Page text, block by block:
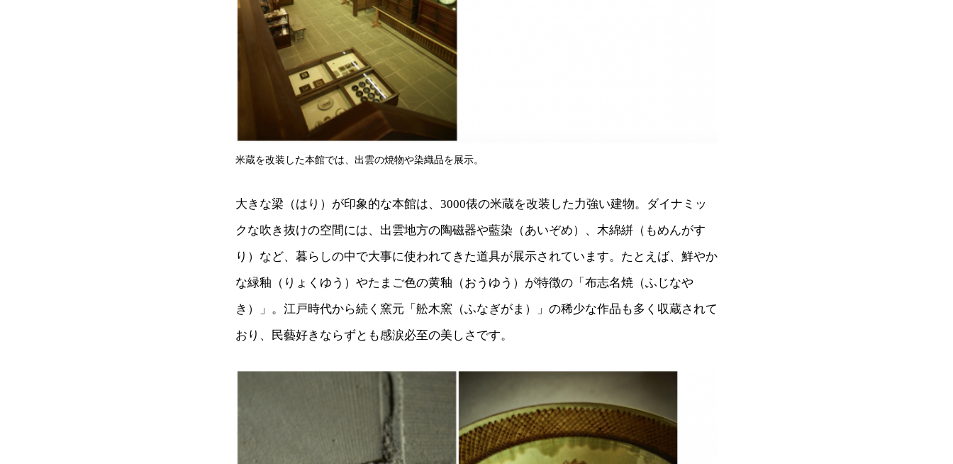
米蔵を改装した本館では、出雲の焼物や染織品を展示。
大きな梁（はり）が印象的な本館は、3000俵の米蔵を改装した力強い建物。ダイナミッ
クな吹き抜けの空間には、出雲地方の陶磁器や藍染（あいぞめ）、木綿絣（もめんがす
り）など、暮らしの中で大事に使われてきた道具が展示されています。たとえば、鮮やか
な緑釉（りょくゆう）やたまご色の黄釉（おうゆう）が特徴の「布志名焼（ふじなや
き）」。江戸時代から続く窯元「舩木窯（ふなぎがま）」の稀少な作品も多く収蔵されて
おり、民藝好きならずとも感涙必至の美しさです。